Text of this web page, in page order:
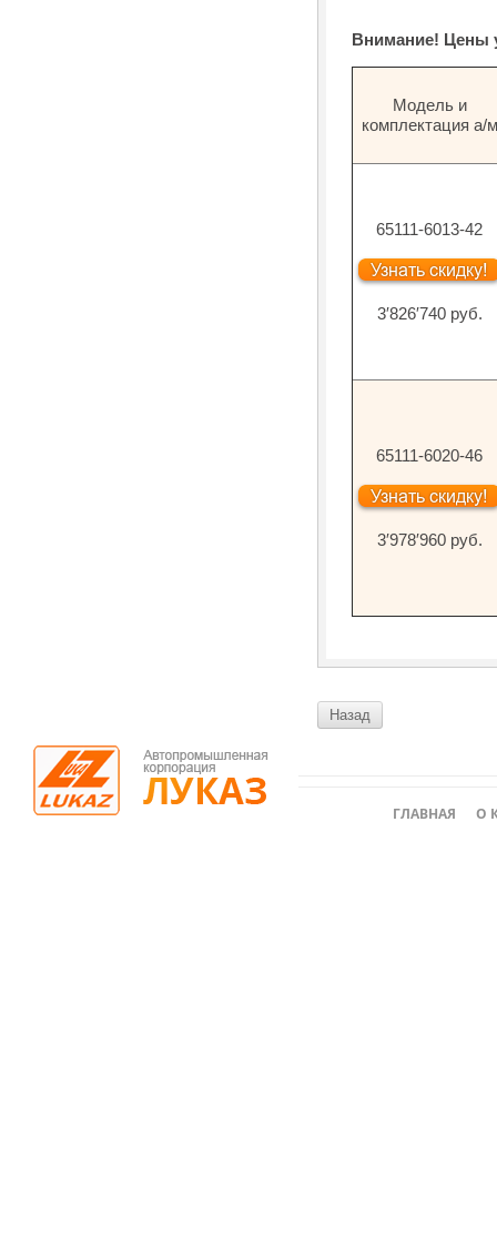
Внимание! Цены
Модель и
комплектация а/м
65111-6013-42
3′826′740 руб.
65111-6020-46
3′978′960 руб.
Назад
ГЛАВНАЯ О